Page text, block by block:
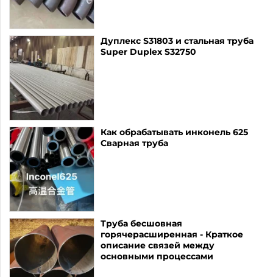
Дуплекс S31803 и стальная труба
Super Duplex S32750
Как обрабатывать инконель 625
Сварная труба
Труба бесшовная
горячерасширенная - Краткое
описание связей между
основными процессами